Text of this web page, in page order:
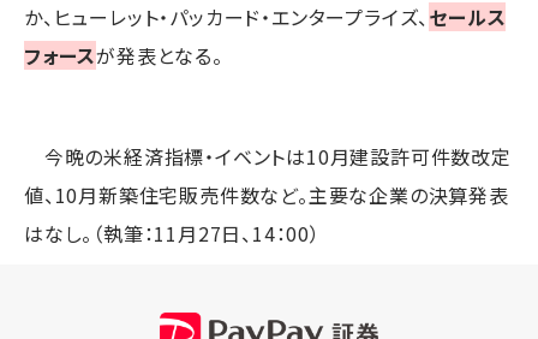
か、ヒューレット・パッカード・エンタープライズ、 セールス
フォースが発表となる。
今晩の米経済指標・イベントは10月建設許可件数改定
値、10月新築住宅販売件数など。主要な企業の決算発表
はなし。（執筆：11月27日、14：00）